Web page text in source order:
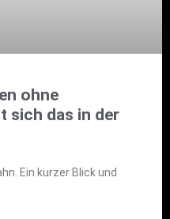
ohne
sich das in der
Ein kurzer Blick und